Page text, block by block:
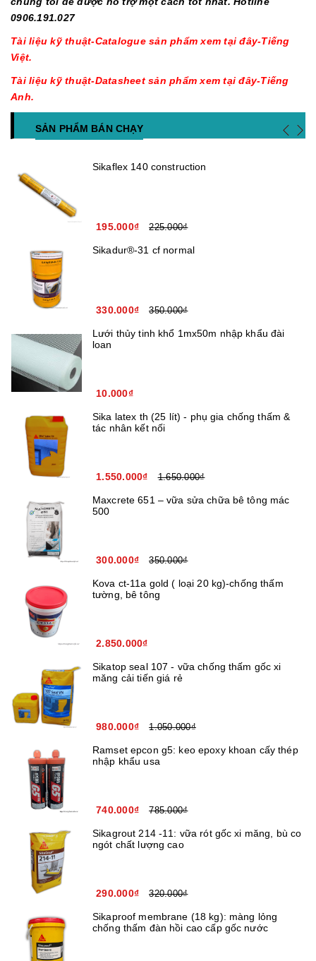
0906.191.027
Tài liệu kỹ thuật-Catalogue sản phẩm xem tại đây-Tiếng
Việt.
Tài liệu kỹ thuật-Datasheet sản phẩm xem tại đây-Tiếng
Anh.
SẢN PHẨM BÁN CHẠY
Sikaflex 140 construction
195.000₫ 225.000₫
Sikadur®-31 cf normal
330.000₫ 350.000₫
Lưới thủy tinh khổ 1mx50m nhập khẩu đài
loan
10.000₫
Sika latex th (25 lít) - phụ gia chống thấm &
tác nhân kết nối
1.550.000₫ 1.650.000₫
Maxcrete 651 – vữa sửa chữa bê tông mác
500
300.000₫ 350.000₫
Kova ct-11a gold ( loại 20 kg)-chống thấm
tường, bê tông
2.850.000₫
Sikatop seal 107 - vữa chống thấm gốc xi
măng cải tiến giá rẻ
980.000₫ 1.050.000₫
Ramset epcon g5: keo epoxy khoan cấy thép
nhập khẩu usa
740.000₫ 785.000₫
Sikagrout 214 -11: vữa rót gốc xi măng, bù co
ngót chất lượng cao
290.000₫ 320.000₫
Sikaproof membrane (18 kg): màng lỏng
chống thấm đàn hồi cao cấp gốc nước